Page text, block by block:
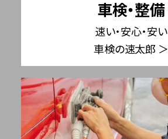
車検・整備
速い・安心・安い
車検の速太郎 ＞